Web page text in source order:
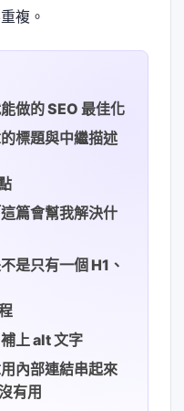
複。
做的 SEO 最佳化
標題與中繼描述
篇會幫我解決什
是只有一個 H1、
上 alt 文字
內部連結串起來
有用